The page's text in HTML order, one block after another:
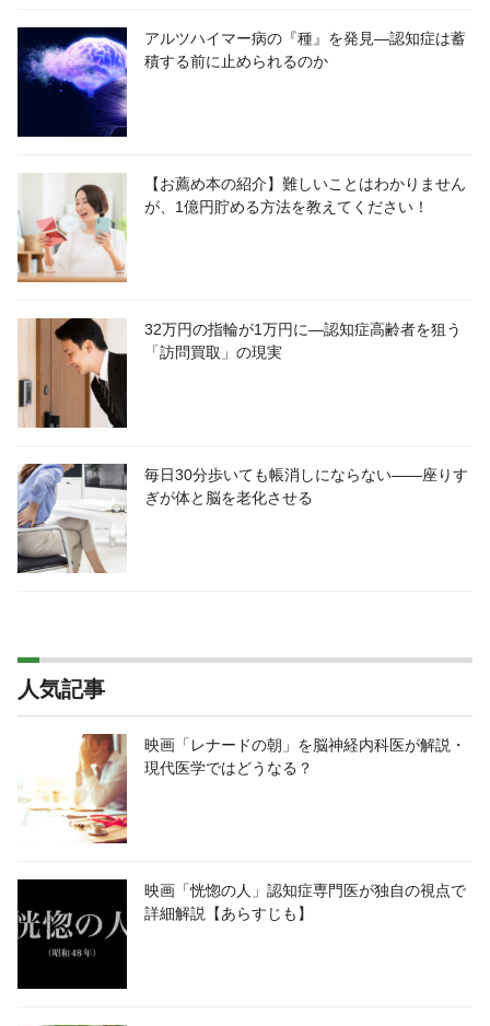
アルツハイマー病の『種』を発見―認知症は蓄
積する前に止められるのか
【お薦め本の紹介】難しいことはわかりません
が、1億円貯める方法を教えてください！
32万円の指輪が1万円に―認知症高齢者を狙う
「訪問買取」の現実
毎日30分歩いても帳消しにならない――座りす
ぎが体と脳を老化させる
人気記事
映画「レナードの朝」を脳神経内科医が解説・
現代医学ではどうなる？
映画「恍惚の人」認知症専門医が独自の視点で
詳細解説【あらすじも】